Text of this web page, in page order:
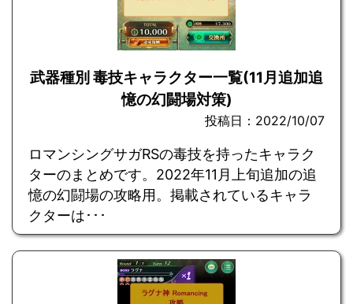
武器種別 毒技キャラクター一覧(11月追加追
憶の幻闘場対策)
投稿日：2022/10/07
ロマンシングサガRSの毒技を持ったキャラク
ターのまとめです。2022年11月上旬追加の追
憶の幻闘場の攻略用。掲載されているキャラ
クターは･･･